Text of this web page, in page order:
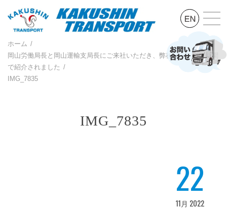
ホーム
岡山労働局長と岡山運輸支局長にご来社いただき、弊社がテレビ、新聞
で紹介されました
IMG_7835
IMG_7835
22
11月 2022